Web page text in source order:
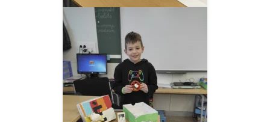
__AMPLIAR__